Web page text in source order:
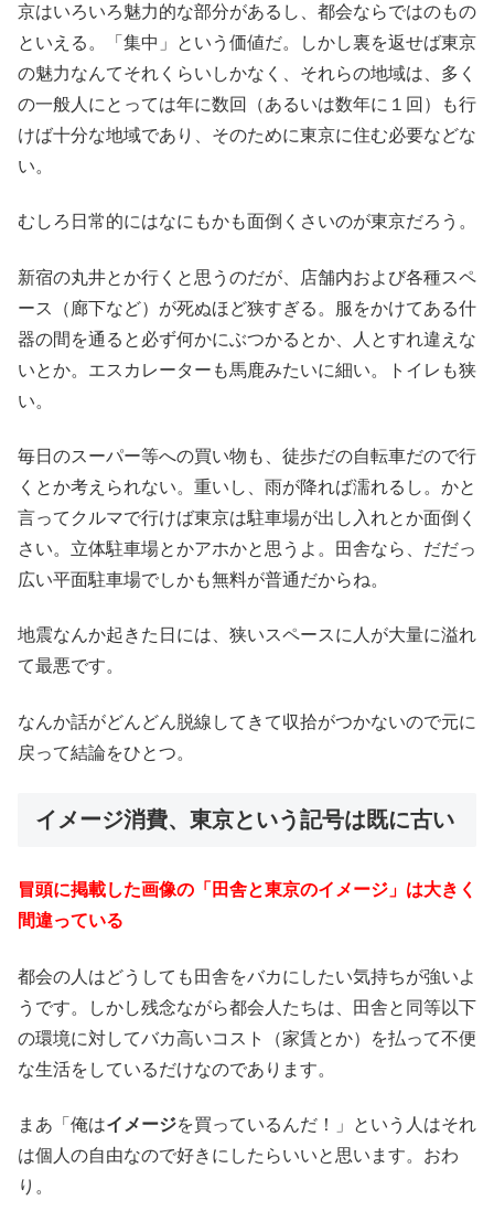
京はいろいろ魅力的な部分があるし、都会ならではのもの
といえる。「集中」という価値だ。しかし裏を返せば東京
の魅力なんてそれくらいしかなく、それらの地域は、多く
の一般人にとっては年に数回（あるいは数年に１回）も行
けば十分な地域であり、そのために東京に住む必要などな
い。
むしろ日常的にはなにもかも面倒くさいのが東京だろう。
新宿の丸井とか行くと思うのだが、店舗内および各種スペ
ース（廊下など）が死ぬほど狭すぎる。服をかけてある什
器の間を通ると必ず何かにぶつかるとか、人とすれ違えな
いとか。エスカレーターも馬鹿みたいに細い。トイレも狭
い。
毎日のスーパー等への買い物も、徒歩だの自転車だので行
くとか考えられない。重いし、雨が降れば濡れるし。かと
言ってクルマで行けば東京は駐車場が出し入れとか面倒く
さい。立体駐車場とかアホかと思うよ。田舎なら、だだっ
広い平面駐車場でしかも無料が普通だからね。
地震なんか起きた日には、狭いスペースに人が大量に溢れ
て最悪です。
なんか話がどんどん脱線してきて収拾がつかないので元に
戻って結論をひとつ。
イメージ消費、東京という記号は既に古い
冒頭に掲載した画像の「田舎と東京のイメージ」は大きく
間違っている
都会の人はどうしても田舎をバカにしたい気持ちが強いよ
うです。しかし残念ながら都会人たちは、田舎と同等以下
の環境に対してバカ高いコスト（家賃とか）を払って不便
な生活をしているだけなのであります。
まあ「俺はイメージを買っているんだ！」という人はそれ
は個人の自由なので好きにしたらいいと思います。おわ
り。